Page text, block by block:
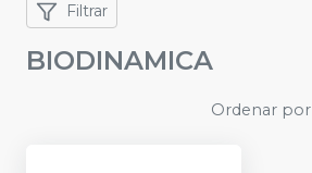
Filtrar
BIODINAMICA
Ordenar por